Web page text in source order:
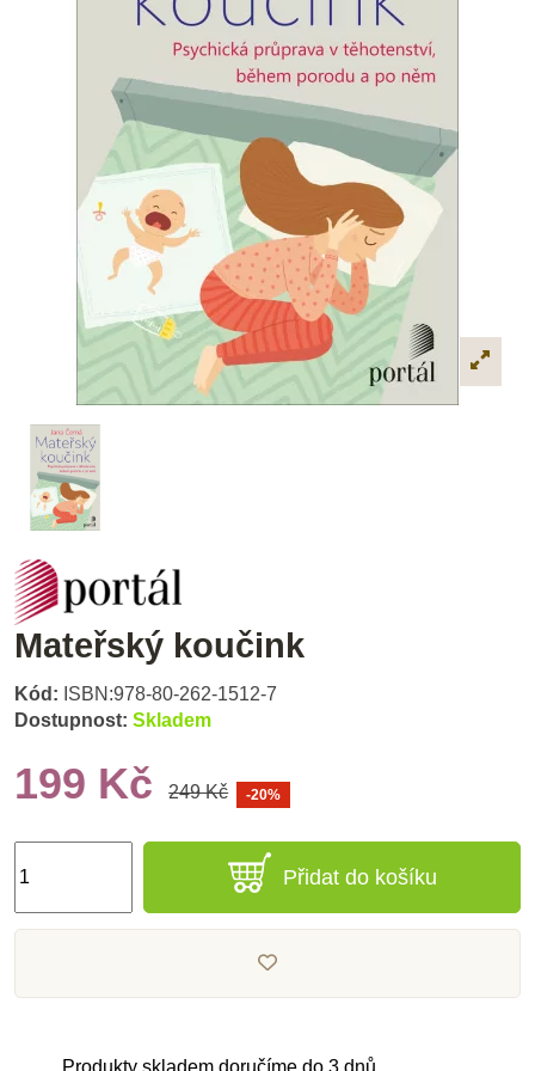
Mateřský koučink
Kód: ISBN:978-80-262-1512-7
Dostupnost: Skladem
199 Kč 249 Kč -20%
Přidat do košíku
Produkty skladem doručíme do 3 dnů